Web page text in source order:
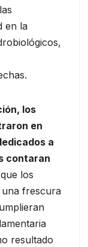
en la
los
en
a
contaran
que los
frescura
resultado